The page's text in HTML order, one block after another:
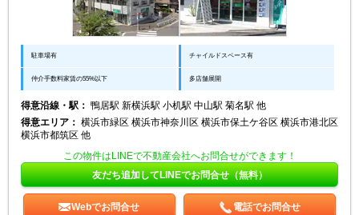
駐車場有 チャイルドスペース有
仲介手数料家賃の55%以下 多店舗展開
得意沿線・駅： 鴨居駅 新横浜駅 小机駅 中山駅 菊名駅 他
得意エリア： 横浜市緑区 横浜市神奈川区 横浜市保土ケ谷区 横浜市港北区
横浜市都筑区 他
この物件はLINEで不動産会社へお問合せができます！
友だち追加してLINEでお問合せ（無料）
Webでお問合せ 電話でお問合せ